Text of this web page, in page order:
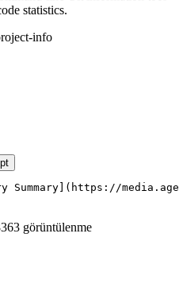
statistics.
info
Summary](https://
görüntülenme